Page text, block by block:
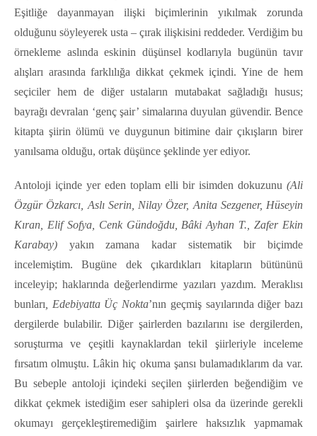
Eşitliğe dayanmayan ilişki biçimlerinin yıkılmak zorunda
olduğunu söyleyerek usta – çırak ilişkisini reddeder. Verdiğim bu
örnekleme aslında eskinin düşünsel kodlarıyla bugünün tavır
alışları arasında farklılığa dikkat çekmek içindi. Yine de hem
seçiciler hem de diğer ustaların mutabakat sağladığı husus;
bayrağı devralan ‘genç şair’ simalarına duyulan güvendir. Bence
kitapta şiirin ölümü ve duygunun bitimine dair çıkışların birer
yanılsama olduğu, ortak düşünce şeklinde yer ediyor.
Antoloji içinde yer eden toplam elli bir isimden dokuzunu (Ali
Özgür Özkarcı, Aslı Serin, Nilay Özer, Anita Sezgener, Hüseyin
Kıran, Elif Sofya, Cenk Gündoğdu, Bâki Ayhan T., Zafer Ekin
Karabay) yakın zamana kadar
sistematik bir biçimde
incelemiştim. Bugüne dek çıkardıkları kitapların bütününü
inceleyip; haklarında değerlendirme yazıları yazdım. Meraklısı
bunları , Edebiyatta Üç Nokta’nın geçmiş sayılarında diğer bazı
dergilerde bulabilir. Diğer şairlerden bazılarını ise dergilerden,
soruşturma ve çeşitli kaynaklardan tekil şiirleriyle inceleme
fırsatım olmuştu. Lâkin hiç okuma şansı bulamadıklarım da var.
Bu sebeple antoloji içindeki seçilen şiirlerden beğendiğim ve
dikkat çekmek istediğim eser sahipleri olsa da üzerinde gerekli
okumayı gerçekleştiremediğim şairlere haksızlık yapmamak